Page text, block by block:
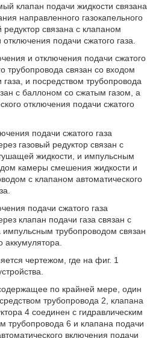
клапан подачи жидкости связана
направленного газокапельного
редуктор связана с клапаном
подачи сжатого газа.
и отключения подачи сжатого
трубопровода связан со входом
и посредством трубопровода
с баллоном со сжатым газом, а
отключения подачи сжатого
подачи сжатого газа
газовый редуктор связан с
жидкости, и импульсным
камеры смешения жидкости и
с клапаном автоматического
подачи сжатого газа
клапан подачи газа связан с
трубопроводом связан
аккумулятора.
чертежом, где на фиг. 1
по крайней мере, один
трубопровода 2, клапана
4 соединен с гидравлическим
трубопровода 6 и клапана подачи
включения подачи